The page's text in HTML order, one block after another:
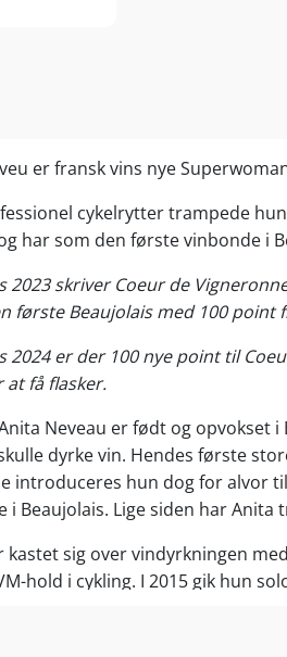
er fransk vins nye
cykelrytter trampede
har som den første vinbonde i
2023 skriver Coeur de
første Beaujolais med 100 point
2024 er der 100 nye point til
at få flasker.
Neveau er født og opvokset
dyrke vin. Hendes første
introduceres hun dog for alvor
i Beaujolais. Lige siden har
kastet sig over vindyrkningen
hold i cykling. I 2015 gik hun